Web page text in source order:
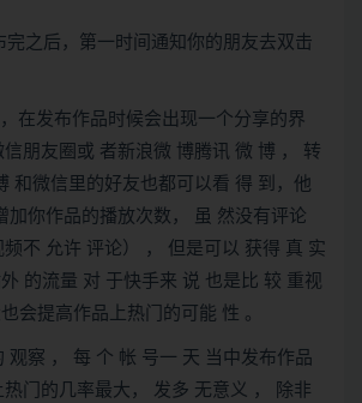
完之后，第一时间通知你的朋友去双击
在发布作品时候会出现一个分享的界
朋友圈或 者新浪微 博腾讯 微 博 ， 转
和微信里的好友也都可以看 得 到，他
加你作品的播放次数， 虽 然没有评论
频不 允许 评论） ， 但是可以 获得 真 实
的流量 对 于快手来 说 也是比 较 重视
会提高作品上热门的可能 性 。
观察 ， 每 个 帐 号一 天 当中发布作品
门的几率最大， 发多 无意义 ， 除非